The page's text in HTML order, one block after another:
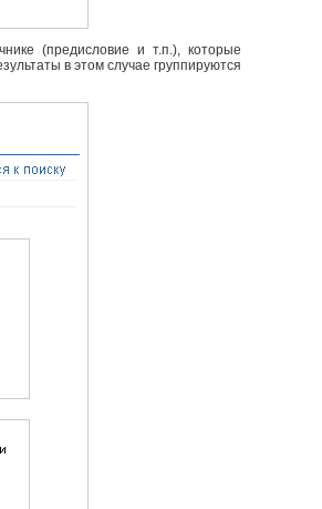
(предисловие и т.п.), которые
в этом случае группируются